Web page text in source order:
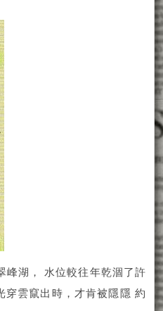
湖， 水位較往年乾涸了許
穿雲竄出時，才肯被隱隱 約